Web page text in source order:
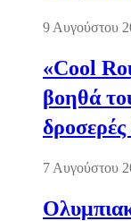
9 Αυγούστου
«Cool
βοηθά
7 Αυγούστου